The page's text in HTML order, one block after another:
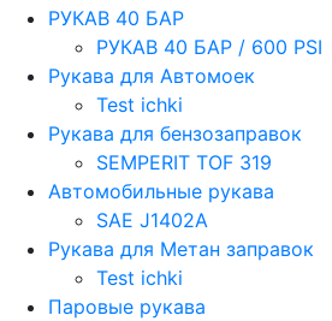
РУКАВ 40 БАР
РУКАВ 40 БАР / 600 PSI
Рукава для Автомоек
Test ichki
Рукава для бензозаправок
SEMPERIT TOF 319
Автомобильные рукава
SAE J1402A
Рукава для Метан заправок
Test ichki
Паровые рукава